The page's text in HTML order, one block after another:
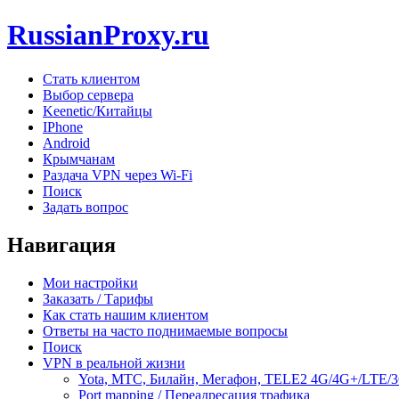
RussianProxy.ru
Стать клиентом
Выбор сервера
Keenetic/Китайцы
IPhone
Android
Крымчанам
Раздача VPN через Wi-Fi
Поиск
Задать вопрос
Навигация
Мои настройки
Заказать / Тарифы
Как стать нашим клиентом
Ответы на часто поднимаемые вопросы
Поиск
VPN в реальной жизни
Yota, МТС, Билайн, Мегафон, TELE2 4G/4G+/LTE/
Port mapping / Переадресация трафика